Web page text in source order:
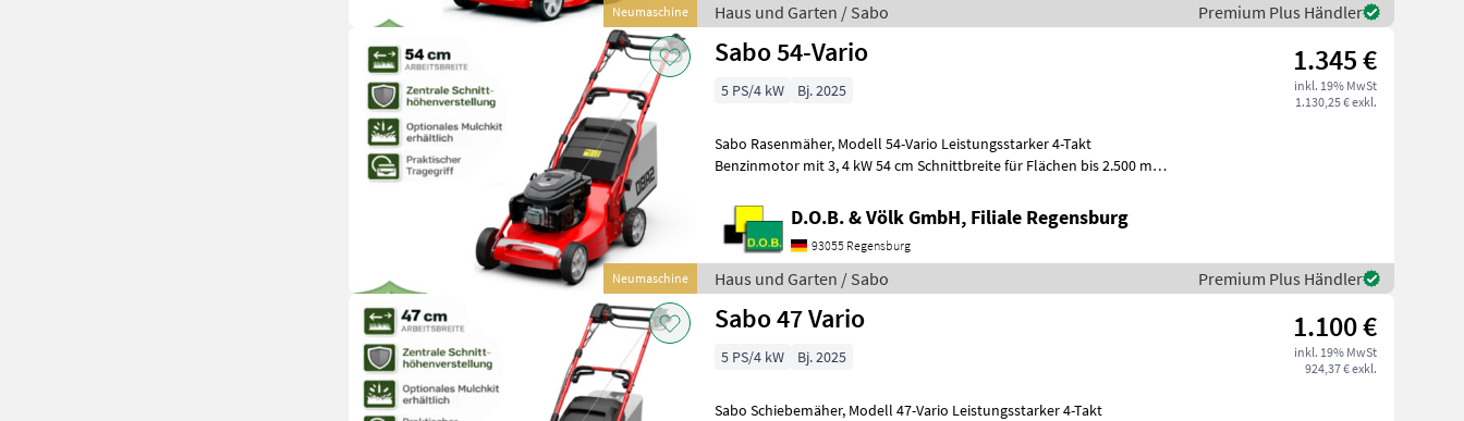
Neumaschine Haus und Garten / Sabo Premium Plus Händler
Neumaschine
Sabo 54-Vario 1.345 €
inkl. 19% MwSt
1.130,25 € exkl.
5 PS/4 kW Bj. 2025
Sabo Rasenmäher, Modell 54-Vario Leistungsstarker 4-Takt
Benzinmotor mit 3, 4 kW 54 cm Schnittbreite für Flächen bis 2.500 m²
D.O.B. & Völk GmbH, Filiale Regensburg
93055 Regensburg
Haus und Garten / Sabo Premium Plus Händler
Sabo 47 Vario 1.100 €
inkl. 19% MwSt
924,37 € exkl.
5 PS/4 kW Bj. 2025
Sabo Schiebemäher, Modell 47-Vario Leistungsstarker 4-Takt